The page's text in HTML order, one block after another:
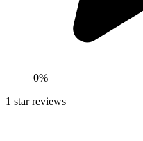
0%
1 star reviews